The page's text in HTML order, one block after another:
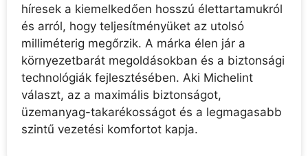
híresek a kiemelkedően hosszú élettartamukról
és arról, hogy teljesítményüket az utolsó
milliméterig megőrzik. A márka élen jár a
környezetbarát megoldásokban és a biztonsági
technológiák fejlesztésében. Aki Michelint
választ, az a maximális biztonságot,
üzemanyag-takarékosságot és a legmagasabb
szintű vezetési komfortot kapja.